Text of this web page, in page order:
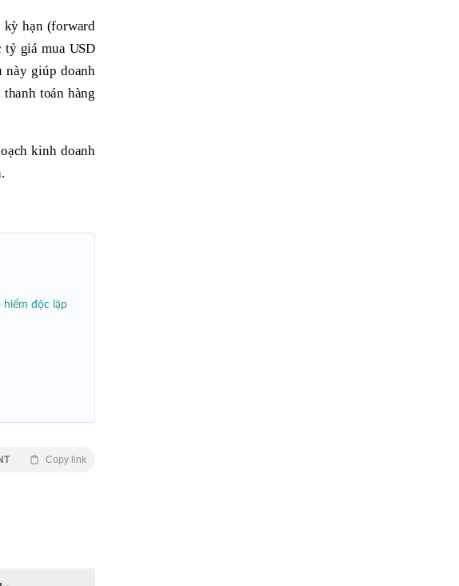
kỳ hạn (forward
tỷ giá mua USD
này giúp doanh
toán hàng
kinh doanh
hiểm độc lập
Copy link